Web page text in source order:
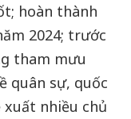
hoàn thành
2024; trước
tham mưu
quân sự, quốc
xuất nhiều chủ